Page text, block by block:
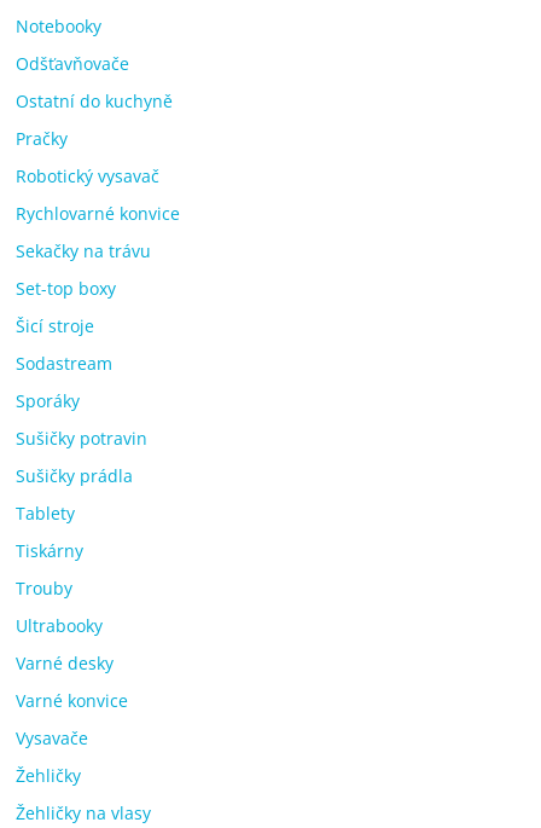
Notebooky
Odšťavňovače
Ostatní do kuchyně
Pračky
Robotický vysavač
Rychlovarné konvice
Sekačky na trávu
Set-top boxy
Šicí stroje
Sodastream
Sporáky
Sušičky potravin
Sušičky prádla
Tablety
Tiskárny
Trouby
Ultrabooky
Varné desky
Varné konvice
Vysavače
Žehličky
Žehličky na vlasy